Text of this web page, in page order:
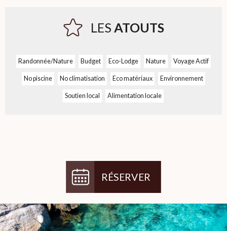
LES ATOUTS
Randonnée/Nature Budget Eco-Lodge Nature Voyage Actif
No piscine No climatisation Eco matériaux Environnement
Soutien local Alimentation locale
RÉSERVER